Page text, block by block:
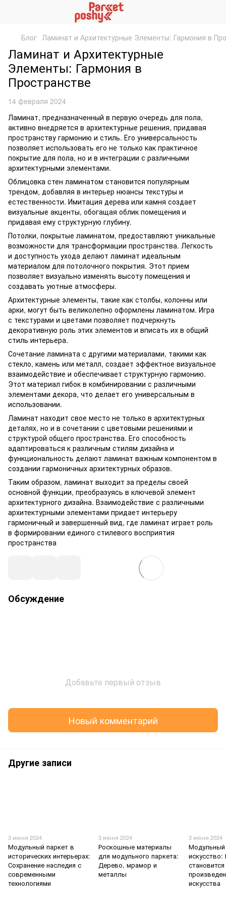
Блог Ламинат и Архитектурные Элементы: Гармония в
Ламинат и Архитектурные
Элементы: Гармония в
Пространстве
14 февраля 2024
Ламинат, предназначенный в первую очередь для пола,
активно внедряется в архитектурные решения, придавая
пространству гармонию и стиль. Его универсальность
позволяет использовать его не только как практичное
покрытие для пола, но и в интеграции с различными
архитектурными элементами.
Облицовка стен ламинатом становится популярным
трендом, добавляя в интерьер нюансы текстуры и
естественности. Имитация дерева или камня создает
визуальные акценты, обогащая облик помещения и
придавая ему структурную глубину.
Потолки, покрытые ламинатом, предоставляют уникальные
возможности для трансформации пространства. Легкость
и доступность ухода делают ламинат идеальным
материалом для потолочного покрытия. Этот прием
позволяет визуально изменять высоту помещения и
создавать уютные атмосферы.
Архитектурные элементы, такие как столбы, колонны или
арки, могут быть великолепно оформлены ламинатом. Игра
с текстурами и цветами позволяет подчеркнуть
декоративную роль этих элементов и вписать их в общий
стиль интерьера.
Сочетание ламината с другими материалами, такими как
стекло, камень или металл, создает эффектное визуальное
взаимодействие и обеспечивает структурную гармонию.
Этот материал гибок в комбинировании с различными
элементами декора, что делает его универсальным в
использовании.
Ламинат находит свое место не только в архитектурных
деталях, но и в сочетании с цветовыми решениями и
структурой общего пространства. Его способность
адаптироваться к различным стилям дизайна и
функциональность делают ламинат важным компонентом в
создании гармоничных архитектурных образов.
Таким образом, ламинат выходит за пределы своей
основной функции, преобразуясь в ключевой элемент
архитектурного дизайна. Взаимодействие с различными
архитектурными элементами придает интерьеру
гармоничный и завершенный вид, где ламинат играет роль
в формировании единого стилевого восприятия
пространства
Обсуждение
Добавьте первый отзыв
Новый комментарий
Другие записи
3 июня 2024
Модульный паркет в
исторических интерьерах:
Сохранение наследия с
современными
технологиями
3 июня 2024
Роскошные материалы
для модульного паркета:
Дерево, мрамор и
металлы
3 июня 2024
Модульный
становится
искусства